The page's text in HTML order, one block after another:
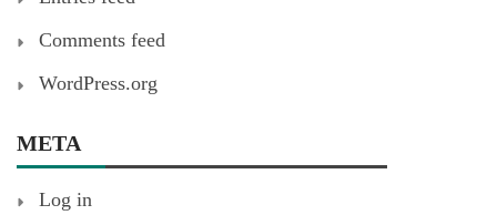
Comments feed
WordPress.org
META
Log in